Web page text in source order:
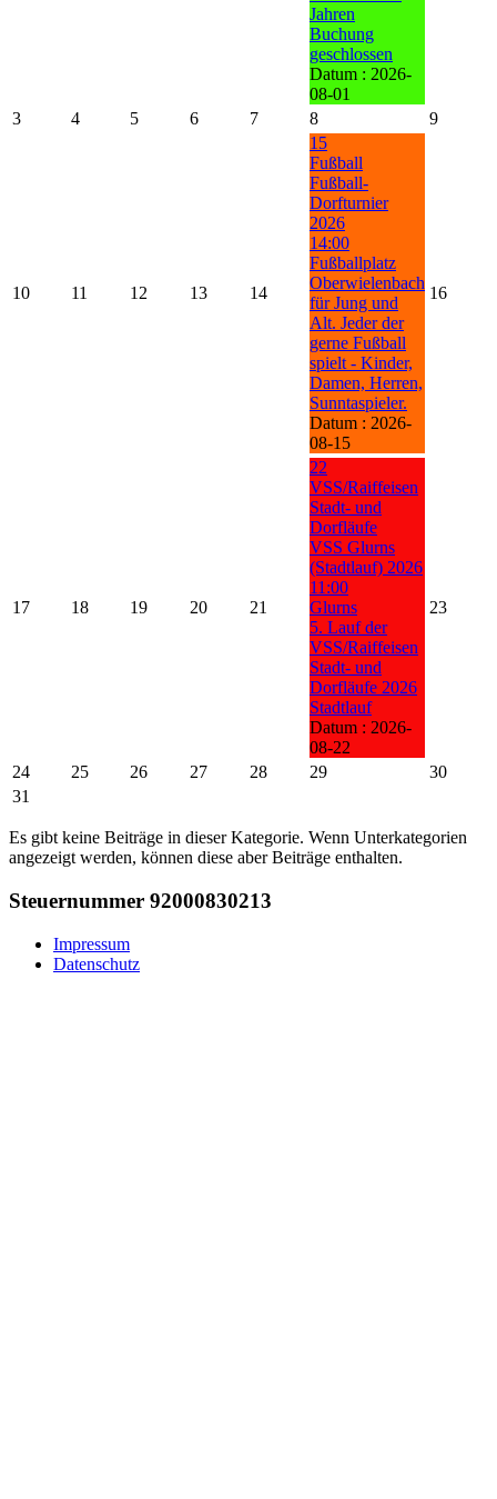
Jahren
Buchung
geschlossen
Datum : 2026-
08-01
3
4 5 6 7 8 9
10 11 12 13 14
15
Fußball
Fußball-
Dorfturnier
2026
14:00
Fußballplatz
Oberwielenbach
für Jung und
Alt. Jeder der
gerne Fußball
spielt - Kinder,
Damen, Herren,
Sunntaspieler.
Datum : 2026-
08-15
16
17 18 19 20 21
22
VSS/Raiffeisen
Stadt- und
Dorfläufe
VSS Glurns
(Stadtlauf) 2026
11:00
Glurns
5. Lauf der
VSS/Raiffeisen
Stadt- und
Dorfläufe 2026
Stadtlauf
Datum : 2026-
08-22
23
24 25 26 27 28 29
30
31
Es gibt keine Beiträge in dieser Kategorie. Wenn Unterkategorien
angezeigt werden, können diese aber Beiträge enthalten.
Steuernummer 92000830213
Impressum
Datenschutz